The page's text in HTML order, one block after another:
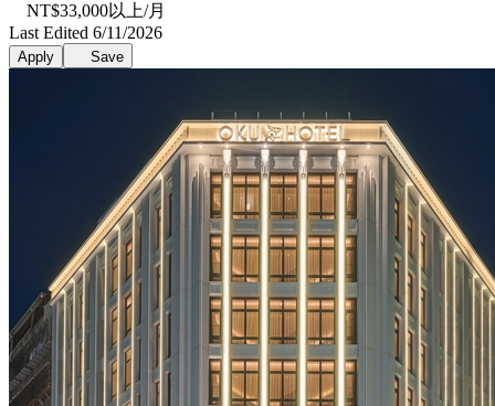
NT$33,000以上/月
Last Edited 6/11/2026
Apply Save